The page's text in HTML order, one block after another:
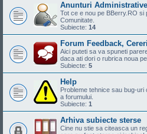
Anunturi Administrative
Tot ce e nou pe BBerry.RO
Comunitate.
Subiecte: 14
Forum Feedback,
Aici puteti sa va spuneti
daca ati dori o rubrica noua
Subiecte: 5
Help
Probleme tehnice sau bug-
a forumului.
Subiecte: 1
Arhiva subiecte sterse
Cine nu stie sa citeasca un